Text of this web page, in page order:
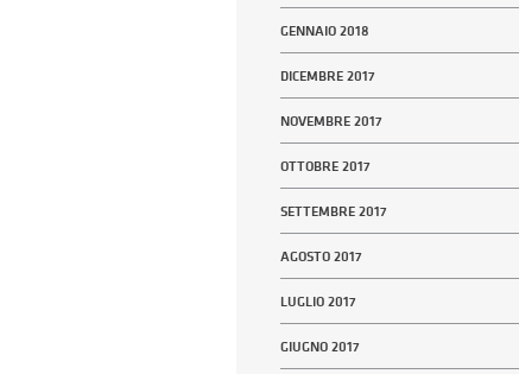
GENNAIO 2018
DICEMBRE 2017
NOVEMBRE 2017
OTTOBRE 2017
SETTEMBRE 2017
AGOSTO 2017
LUGLIO 2017
GIUGNO 2017